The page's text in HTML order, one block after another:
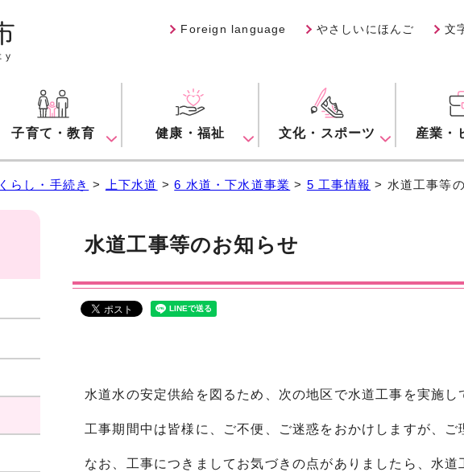
Foreign language やさしいにほんご 文
子育て・教育 健康・福祉 文化・スポーツ 産業・
くらし・手続き > 上下水道 >6 水道・下水道事業 > 5 工事情報 > 水道工事等
水道工事等のお知らせ
水道水の安定供給を図るため、次の地区で水道工事を実施し
工事期間中は皆様に、ご不便、ご迷惑をおかけしますが、ご
なお、工事につきましてお気づきの点がありましたら、水道